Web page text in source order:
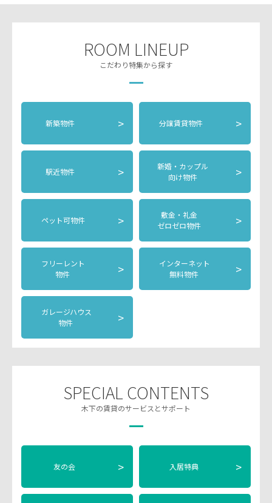
ROOM LINEUP
こだわり特集から探す
新築物件 > 分譲賃貸物件 >
駅近物件 >
新婚・カップル
向け物件
>
ペット可物件 >
敷金・礼金
ゼロゼロ物件
>
フリーレント
物件
>
インターネット
無料物件
>
ガレージハウス
物件
>
SPECIAL CONTENTS
木下の賃貸のサービスとサポート
友の会 > 入居特典 >